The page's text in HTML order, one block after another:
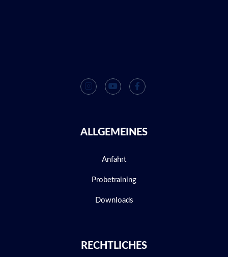
ALLGEMEINES
Anfahrt
Probetraining
Downloads
RECHTLICHES